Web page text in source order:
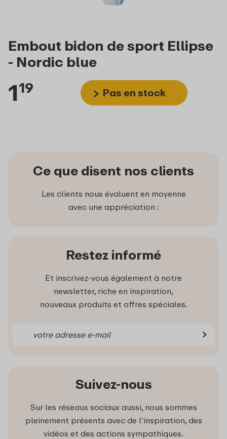
Embout bidon de sport Ellipse
- Nordic blue
119 Pas en stock
Ce que disent nos clients
Les clients nous évaluent en moyenne
avec une appréciation :
Restez informé
Et inscrivez-vous également à notre
newsletter, riche en inspiration,
nouveaux produits et offres spéciales.
Suivez-nous
Sur les réseaux sociaux aussi, nous sommes
pleinement présents avec de l’inspiration, des
vidéos et des actions sympathiques.